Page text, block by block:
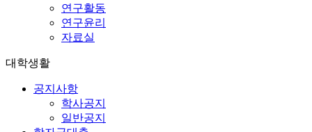
연구활동
연구윤리
자료실
대학생활
공지사항
학사공지
일반공지